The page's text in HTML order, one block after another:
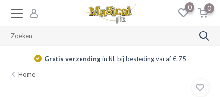
0 0
Gratis verzendingin NL bij besteding vanaf € 75
Home